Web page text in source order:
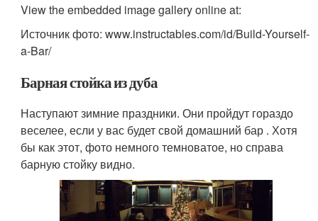
View the embedded image gallery online at:
Источник фото: www.instructables.com/id/Build-Yourself-
a-Bar/
Барная стойка из дуба
Наступают зимние праздники. Они пройдут гораздо
веселее, если у вас будет свой домашний бар . Хотя
бы как этот, фото немного темноватое, но справа
барную стойку видно.